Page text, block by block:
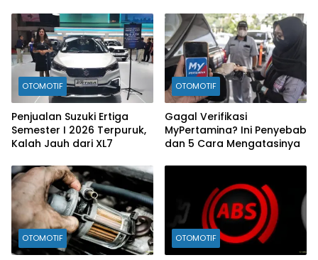
OTOMOTIF
Penjualan Suzuki Ertiga
Semester I 2026 Terpuruk,
Kalah Jauh dari XL7
OTOMOTIF
Gagal Verifikasi
MyPertamina? Ini Penyebab
dan 5 Cara Mengatasinya
OTOMOTIF OTOMOTIF